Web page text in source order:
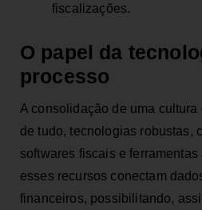
fiscalizações.
O papel da
processo
A consolidação de uma
de tudo, tecnologias robustas,
softwares fiscais e
esses recursos conectam
financeiros, possibilitando,